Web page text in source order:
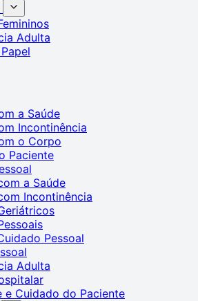
Adulta
a Saúde
Incontinência
o Corpo
Paciente
a Saúde
Incontinência
Pessoal
Adulta
e Cuidado do Paciente